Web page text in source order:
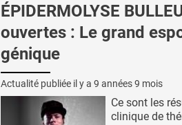
ÉPIDERMOLYSE
ouvertes : Le grand
génique
Actualité publiée il y a 9 années 9 mois
Ce sont les
clinique de